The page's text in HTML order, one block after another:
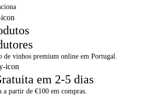
de vinhos premium online em Portugal.
em 2-5 dias
a partir de €100 em compras.